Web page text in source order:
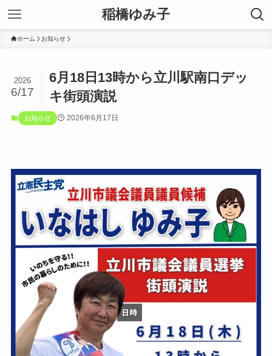
稲橋ゆみ子
ホーム お知らせ
6月18日13時から立川駅南口デッ
キ街頭演説
2026
6/17
お知らせ 2026年6月17日